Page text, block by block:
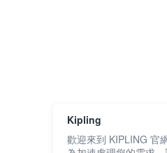
Kipling
歡迎來到 KIPLING 官